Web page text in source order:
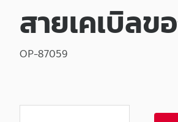
สายเคเบิลข
OP-87059